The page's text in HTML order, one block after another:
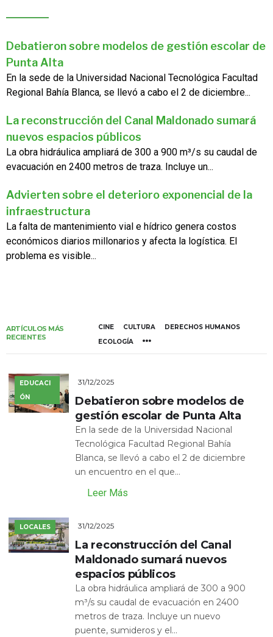
Debatieron sobre modelos de gestión escolar de
Punta Alta
En la sede de la Universidad Nacional Tecnológica Facultad
Regional Bahía Blanca, se llevó a cabo el 2 de diciembre...
La reconstrucción del Canal Maldonado sumará
nuevos espacios públicos
La obra hidráulica ampliará de 300 a 900 m³/s su caudal de
evacuación en 2400 metros de traza. Incluye un...
Advierten sobre el deterioro exponencial de la
infraestructura
La falta de mantenimiento vial e hídrico genera costos
económicos diarios millonarios y afecta la logística. El
problema es visible...
ARTÍCULOS MÁS
RECIENTES
CINE CULTURA
DERECHOS HUMANOS
ECOLOGÍA
EDUCACI
ÓN
31/12/2025
Debatieron sobre modelos de
gestión escolar de Punta Alta
En la sede de la Universidad Nacional
Tecnológica Facultad Regional Bahía
Blanca, se llevó a cabo el 2 de diciembre
un encuentro en el que...
Leer Más
LOCALES 31/12/2025
La reconstrucción del Canal
Maldonado sumará nuevos
espacios públicos
La obra hidráulica ampliará de 300 a 900
m³/s su caudal de evacuación en 2400
metros de traza. Incluye un nuevo
puente, sumideros y el...